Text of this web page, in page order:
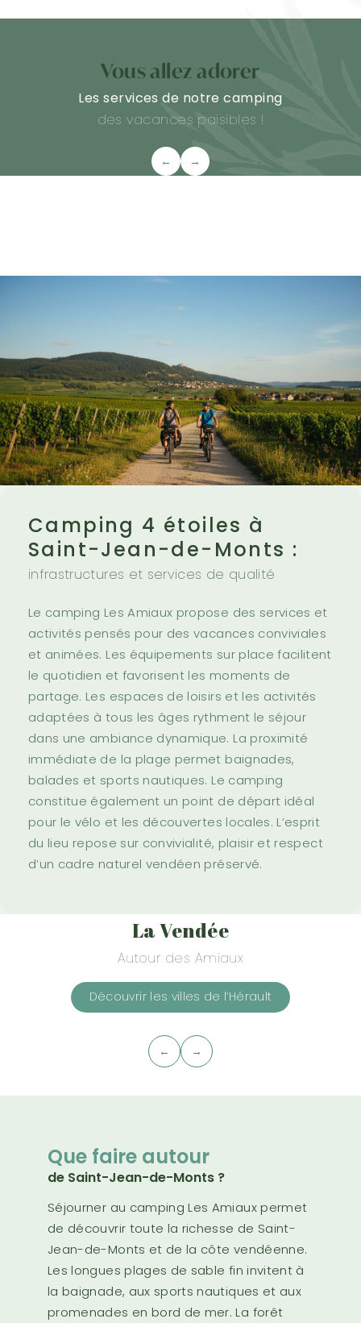
Vous allez adorer
Les services de notre camping
des vacances paisibles !
← →
Camping 4 étoiles à
Saint-Jean-de-Monts :
infrastructures et services de qualité
Le camping Les Amiaux propose des services et
activités pensés pour des vacances conviviales
et animées. Les équipements sur place facilitent
le quotidien et favorisent les moments de
partage. Les espaces de loisirs et les activités
adaptées à tous les âges rythment le séjour
dans une ambiance dynamique. La proximité
immédiate de la plage permet baignades,
balades et sports nautiques. Le camping
constitue également un point de départ idéal
pour le vélo et les découvertes locales. L’esprit
du lieu repose sur convivialité, plaisir et respect
d’un cadre naturel vendéen préservé.
La Vendée
Autour des Amiaux
Découvrir les villes de l’Hérault
← →
Que faire autour
de Saint-Jean-de-Monts ?
Séjourner au camping Les Amiaux permet
de découvrir toute la richesse de Saint-
Jean-de-Monts et de la côte vendéenne.
Les longues plages de sable fin invitent à
la baignade, aux sports nautiques et aux
promenades en bord de mer. La forêt